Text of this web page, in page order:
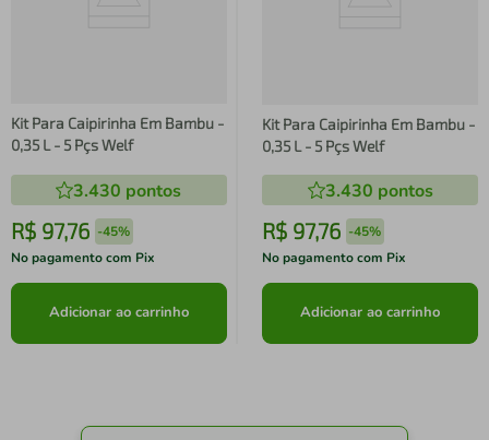
Kit Para Caipirinha Em Bambu -
0,35 L - 5 Pçs Welf
3.430 pontos
R$ 97,76 -45%
No pagamento com Pix
Adicionar ao carrinho
Kit Para Caipirinha Em Bambu -
0,35 L - 5 Pçs Welf
3.430 pontos
R$ 97,76 -45%
No pagamento com Pix
Adicionar ao carrinho